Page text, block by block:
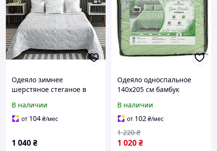
Одеяло зимнее
шерстяное стеганое в
Merino White
односпальное 140x205 см
В наличии
от 104₴/мес
1 040₴
Одеяло односпальное
140х205 см бамбук
бамбуковое волокно в
сумке
В наличии
от 102₴/мес
1 020₴
1 220 ₴